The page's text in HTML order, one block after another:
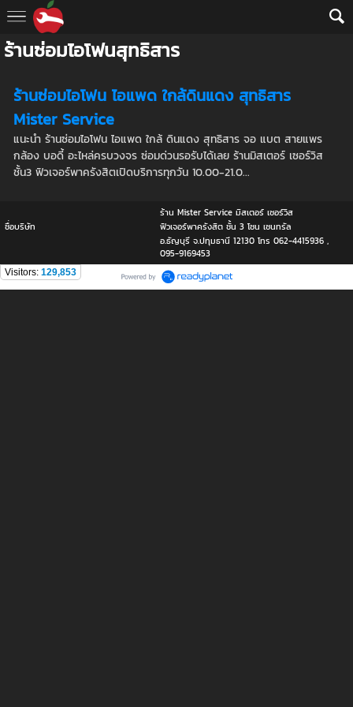
ร้านซ่อมไอโฟนสุทธิสาร
ร้านซ่อมไอโฟน ไอแพด ใกล้ดินแดง สุทธิสาร
Mister Service
แนะนำ ร้านซ่อมไอโฟน ไอแพด ใกล้ ดินแดง สุทธิสาร จอ แบต สายแพร
กล้อง บอดี้ อะไหล่ครบวงจร ซ่อมด่วนรอรับได้เลย ร้านมิสเตอร์ เซอร์วิส
ชั้น3 ฟิวเจอร์พาครังสิตเปิดบริการทุกวัน 10.00-21.0...
ร้าน Mister Service มิสเตอร์ เซอร์วิส
ชื่อบริษัท
ฟิวเจอร์พาครังสิต ชั้น 3 โซน เซนทรัล
อ.ธัญบุรี จ.ปทุมธานี 12130 โทร 062-4415936 ,
095-9169453
Visitors: 129,853